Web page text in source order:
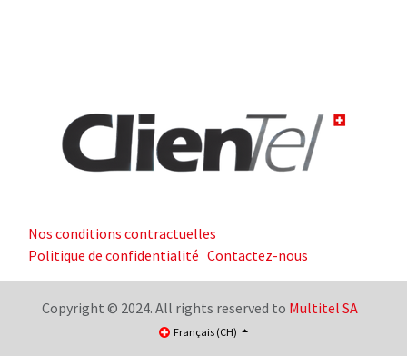
Nos conditions contractuelles
Politique de confidentialité Contactez-nous
Copyright © 2024. All rights reserved to Multitel SA
Français (CH)